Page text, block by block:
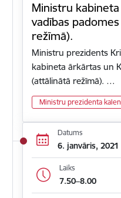
Ministru
vadības
režīmā).
Ministru prezidents
kabineta ārkārtas un
(attālinātā režīmā). …
Ministru prezidenta
Datums
6. janvāris, 2021
Laiks
7.50–8.00